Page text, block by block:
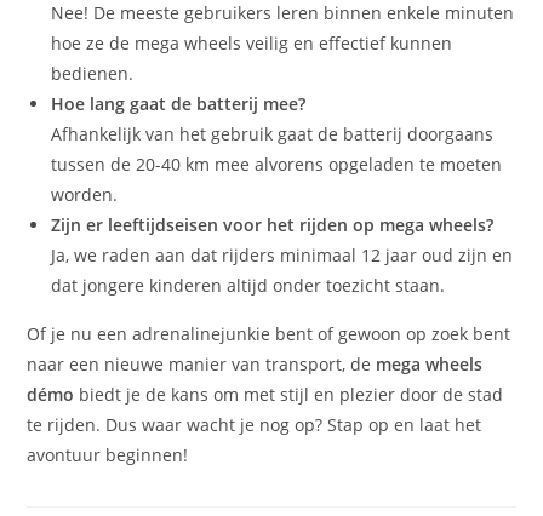
Nee! De meeste gebruikers leren binnen enkele minuten
hoe ze de mega wheels veilig en effectief kunnen
bedienen.
Hoe lang gaat de batterij mee?
Afhankelijk van het gebruik gaat de batterij doorgaans
tussen de 20-40 km mee alvorens opgeladen te moeten
worden.
Zijn er leeftijdseisen voor het rijden op mega wheels?
Ja, we raden aan dat rijders minimaal 12 jaar oud zijn en
dat jongere kinderen altijd onder toezicht staan.
Of je nu een adrenalinejunkie bent of gewoon op zoek bent
naar een nieuwe manier van transport, de mega wheels
démo biedt je de kans om met stijl en plezier door de stad
te rijden. Dus waar wacht je nog op? Stap op en laat het
avontuur beginnen!